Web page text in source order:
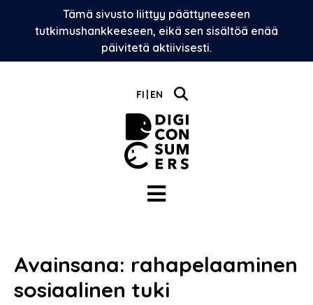
Tämä sivusto liittyy päättyneeseen
tutkimushankkeeseen, eikä sen sisältöä enää
päivitetä aktiivisesti.
FI EN
Avainsana: rahapelaaminen
sosiaalinen tuki